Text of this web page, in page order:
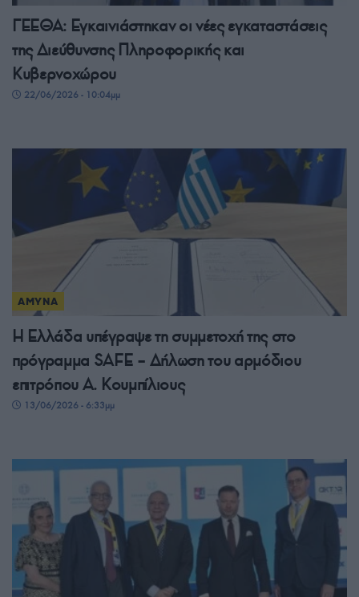
ΓΕΕΘΑ: Εγκαινιάστηκαν οι νέες εγκαταστάσεις
της Διεύθυνσης Πληροφορικής και
Κυβερνοχώρου
22/06/2026 - 10:04μμ
ΑΜΥΝΑ
Η Ελλάδα υπέγραψε τη συμμετοχή της στο
πρόγραμμα SAFE – Δήλωση του αρμόδιου
επιτρόπου Α. Κουμπίλιους
13/06/2026 - 6:33μμ